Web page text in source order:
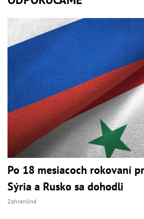
Po 18 mesiacoch rokovaní
Sýria a Rusko sa dohodli
Zahraničné